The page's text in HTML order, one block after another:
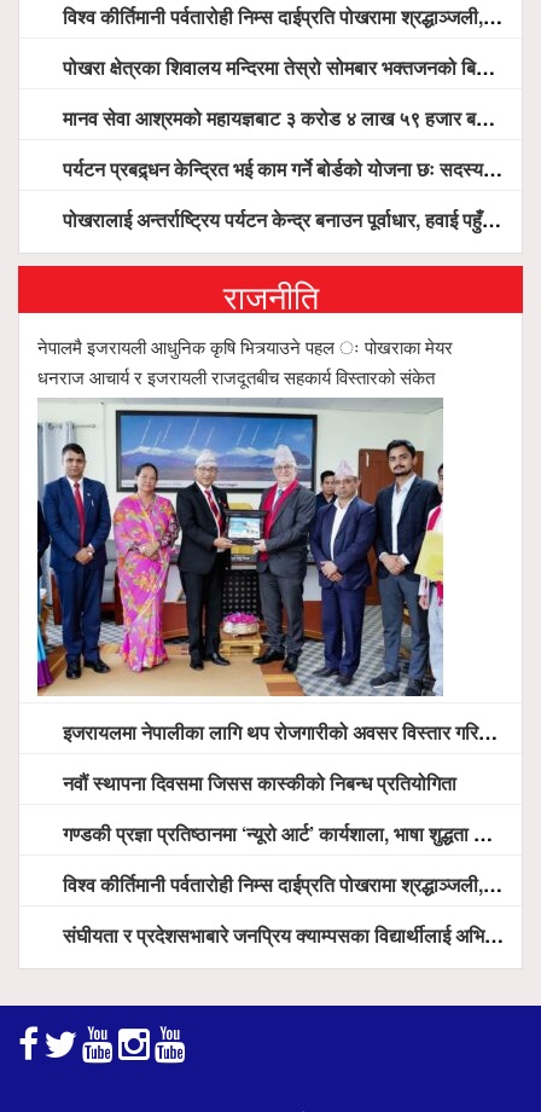
विश्व कीर्तिमानी पर्वतारोही निम्स दाईप्रति पोखरामा श्रद्धाञ्जली, दीप प्रज्वलन गर्दै योगदानको प्रशंसा (भिडियो सहित)
पोखरा क्षेत्रका शिवालय मन्दिरमा तेस्रो सोमबार भक्तजनको बिहानैदेखि घुइँचो
मानव सेवा आश्रमको महायज्ञबाट ३ करोड ४ लाख ५९ हजार बचत, १ करोड ४४ लाख उठ्न बाँकी, विना संचार माध्यम तर प्रचार प्रसारमै भयो १९ लाख खर्च !
पर्यटन प्रबद्र्धन केन्द्रित भई काम गर्ने बोर्डको योजना छः सदस्य पोखरेल, चलिय पोखरालाई थप प्रभावकारी बनाउन होटल संघको माग
पोखरालाई अन्तर्राष्ट्रिय पर्यटन केन्द्र बनाउन पूर्वाधार, हवाई पहुँच र प्राकृतिक सम्पदाको संरक्षणमा सरकार केन्द्रित हुन्छः मन्त्री पौडेल
राजनीति
नेपालमै इजरायली आधुनिक कृषि भित्र्याउने पहल ः पोखराका मेयर
धनराज आचार्य र इजरायली राजदूतबीच सहकार्य विस्तारको संकेत
इजरायलमा नेपालीका लागि थप रोजगारीको अवसर विस्तार गरिने ः राजदूत बास
नवौं स्थापना दिवसमा जिसस कास्कीको निबन्ध प्रतियोगिता
गण्डकी प्रज्ञा प्रतिष्ठानमा ‘न्यूरो आर्ट’ कार्यशाला, भाषा शुद्धता अभियानदेखि अनुसन्धान प्रवर्द्धनसम्मका कार्यक्रम हुँदै
विश्व कीर्तिमानी पर्वतारोही निम्स दाईप्रति पोखरामा श्रद्धाञ्जली, दीप प्रज्वलन गर्दै योगदानको प्रशंसा (भिडियो सहित)
संघीयता र प्रदेशसभाबारे जनप्रिय क्याम्पसका विद्यार्थीलाई अभिमुखीकरण